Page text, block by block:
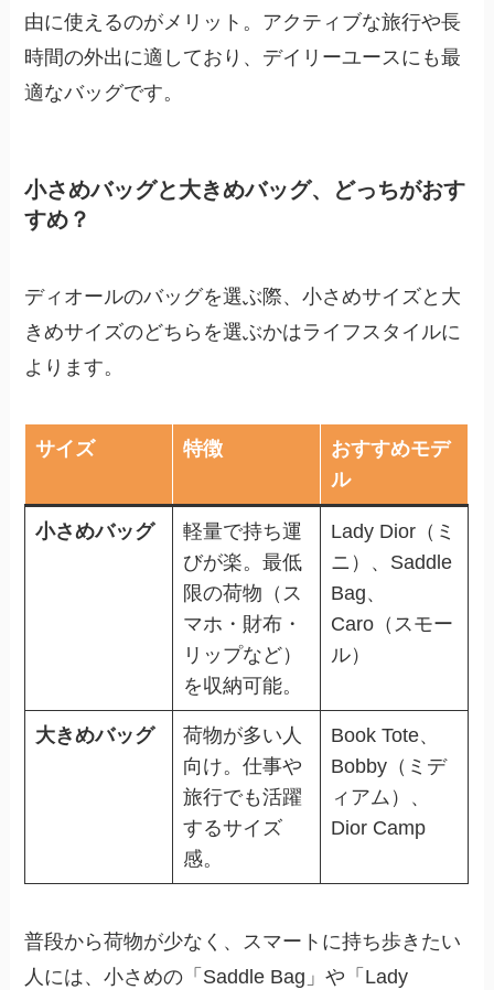
由に使えるのがメリット。アクティブな旅行や長
時間の外出に適しており、デイリーユースにも最
適なバッグです。
小さめバッグと大きめバッグ、どっちがおす
すめ？
ディオールのバッグを選ぶ際、小さめサイズと大
きめサイズのどちらを選ぶかはライフスタイルに
よります。
サイズ 特徴
おすすめモデ
ル
小さめバッグ
軽量で持ち運
びが楽。最低
限の荷物（ス
マホ・財布・
リップなど）
を収納可能。
Lady Dior（ミ
ニ）、Saddle
Bag、
Caro（スモー
ル）
大きめバッグ
荷物が多い人
向け。仕事や
旅行でも活躍
するサイズ
感。
Book Tote、
Bobby（ミデ
ィアム）、
Dior Camp
普段から荷物が少なく、スマートに持ち歩きたい
人には、小さめの「Saddle Bag」や「Lady